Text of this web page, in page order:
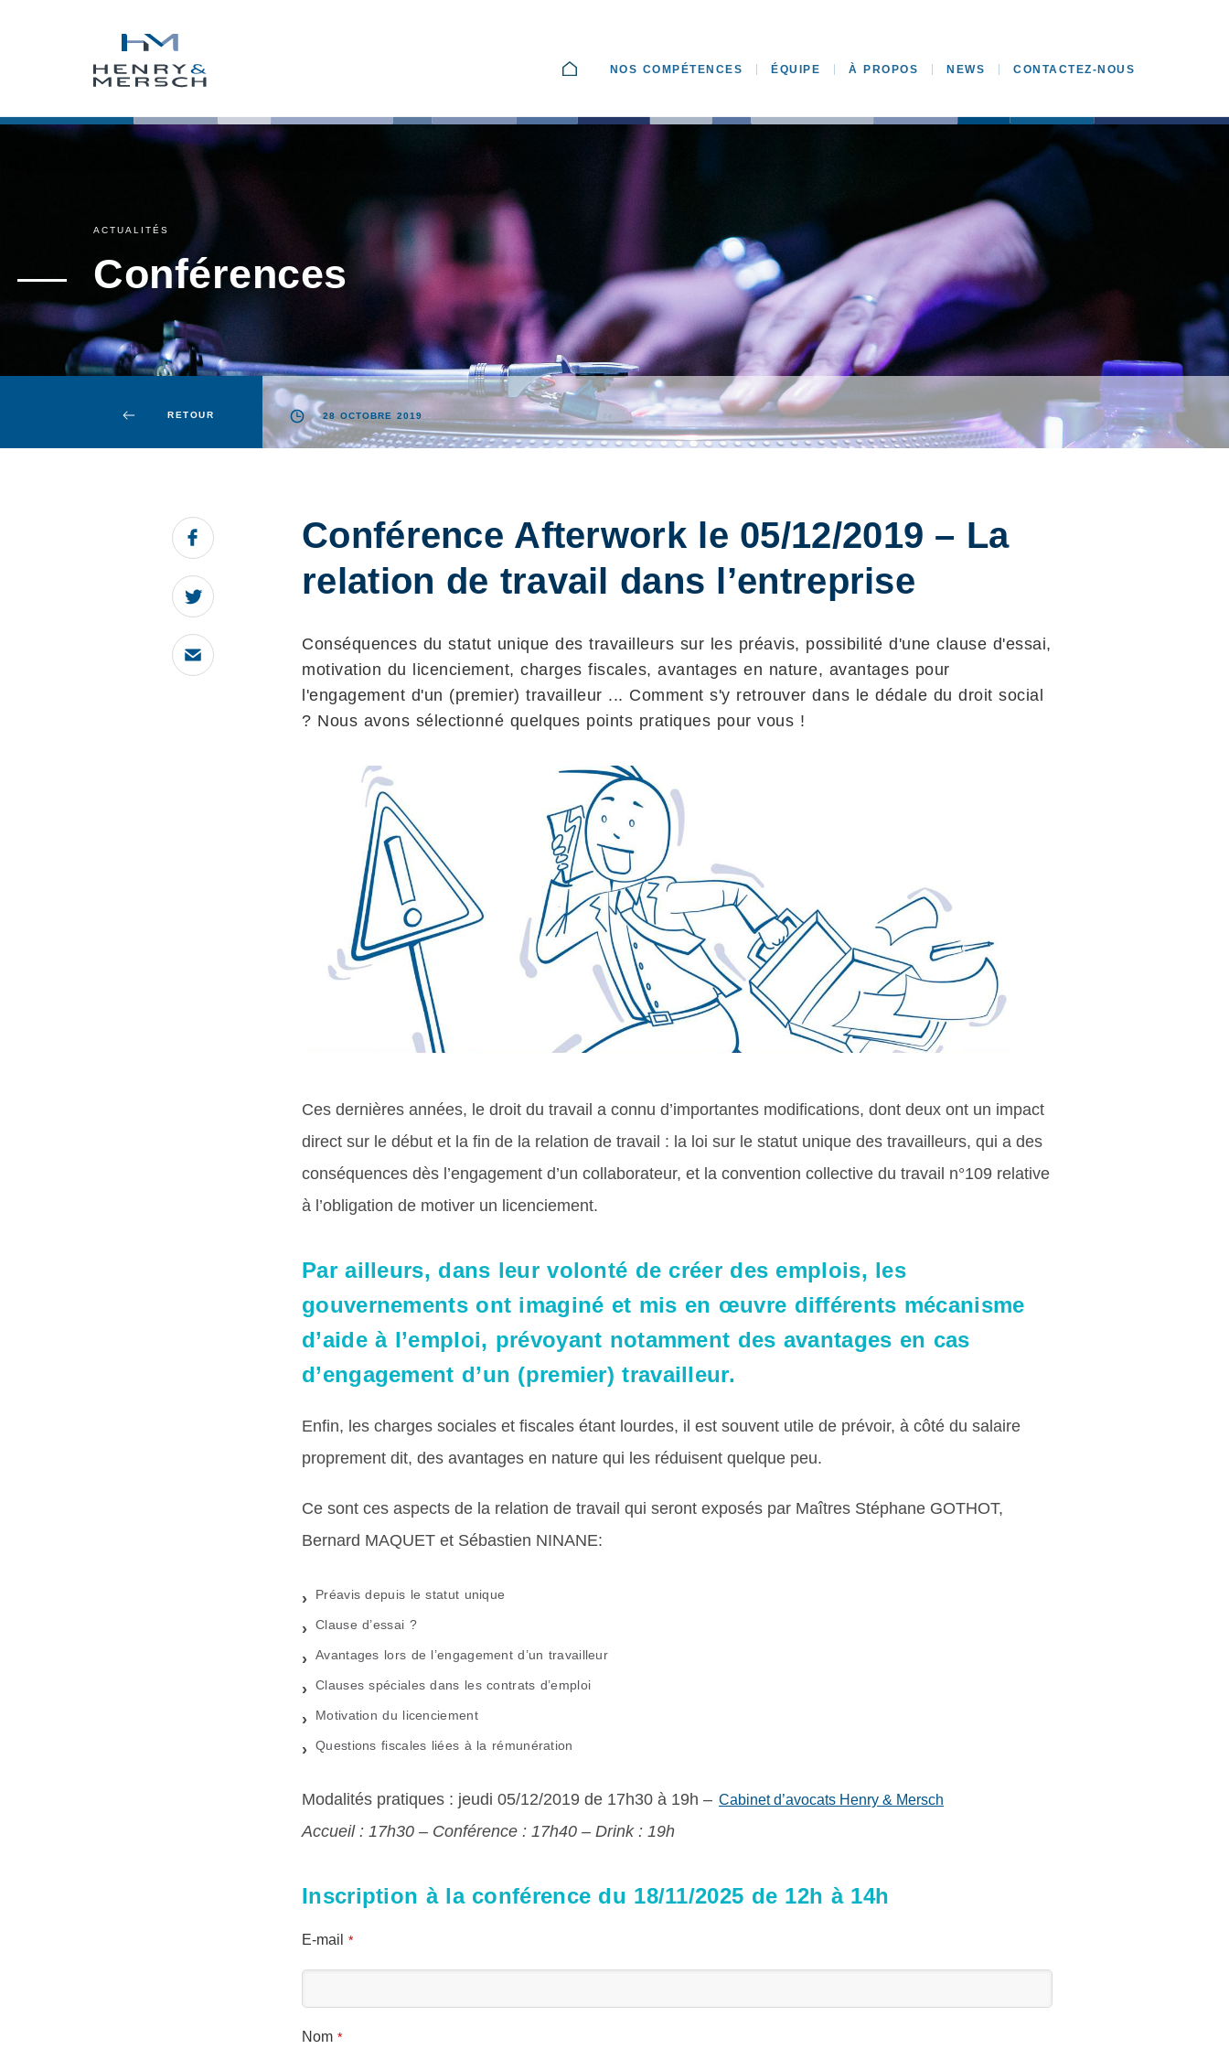
ACCUEILNOS COMPÉTENCES ÉQUIPE À PROPOS NEWS CONTACTEZ-NOUS
ACTUALITÉS
Conférences
RETOUR 28 OCTOBRE 2019
Conférence Afterwork le 05/12/2019 – La
relation de travail dans l’entreprise
Conséquences du statut unique des travailleurs sur les préavis, possibilité d'une clause d'essai,
motivation du licenciement, charges fiscales, avantages en nature, avantages pour
l'engagement d'un (premier) travailleur ... Comment s'y retrouver dans le dédale du droit social
? Nous avons sélectionné quelques points pratiques pour vous !
Ces dernières années, le droit du travail a connu d’importantes modifications, dont deux ont un impact
direct sur le début et la fin de la relation de travail : la loi sur le statut unique des travailleurs, qui a des
conséquences dès l’engagement d’un collaborateur, et la convention collective du travail n°109 relative
à l’obligation de motiver un licenciement.
Par ailleurs, dans leur volonté de créer des emplois, les
gouvernements ont imaginé et mis en œuvre différents mécanisme
d’aide à l’emploi, prévoyant notamment des avantages en cas
d’engagement d’un (premier) travailleur.
Enfin, les charges sociales et fiscales étant lourdes, il est souvent utile de prévoir, à côté du salaire
proprement dit, des avantages en nature qui les réduisent quelque peu.
Ce sont ces aspects de la relation de travail qui seront exposés par Maîtres Stéphane GOTHOT,
Bernard MAQUET et Sébastien NINANE:
Préavis depuis le statut unique
Clause d’essai ?
Avantages lors de l’engagement d’un travailleur
Clauses spéciales dans les contrats d’emploi
Motivation du licenciement
Questions fiscales liées à la rémunération
Modalités pratiques : jeudi 05/12/2019 de 17h30 à 19h – Cabinet d’avocats Henry & Mersch
Accueil : 17h30 – Conférence : 17h40 – Drink : 19h
Inscription à la conférence du 18/11/2025 de 12h à 14h
E-mail *
Nom *